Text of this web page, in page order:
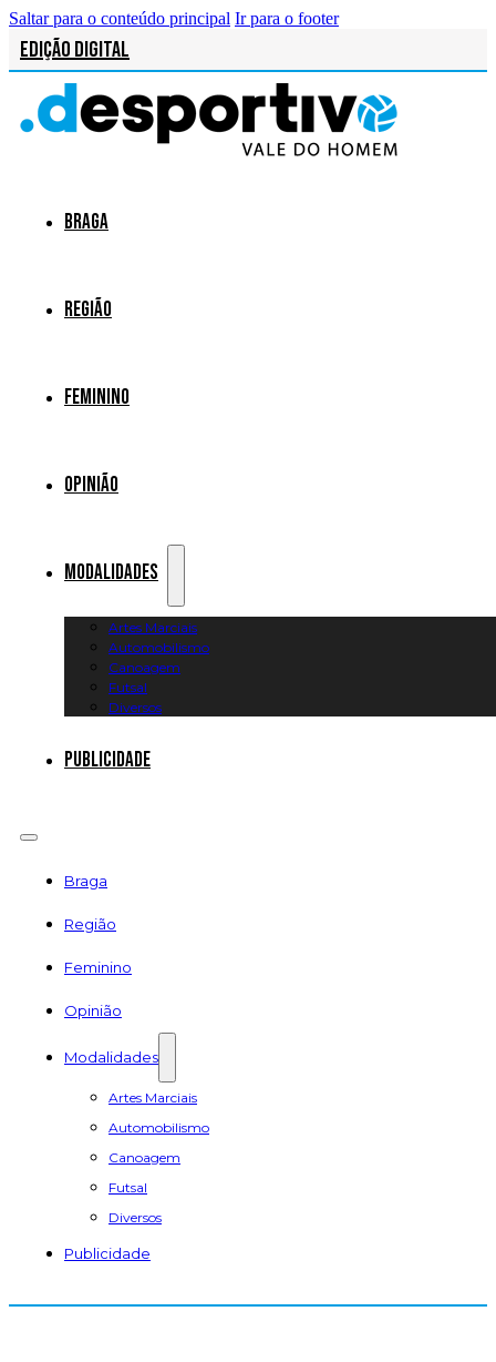
Saltar para o conteúdo principal Ir para o footer
Edição Digital
Braga
Região
Feminino
Opinião
Modalidades
Artes Marciais
Automobilismo
Canoagem
Futsal
Diversos
Publicidade
Braga
Região
Feminino
Opinião
Modalidades
Artes Marciais
Automobilismo
Canoagem
Futsal
Diversos
Publicidade